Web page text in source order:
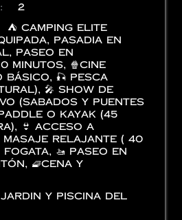
2
⛺️ Camping Elite
, Pasadia en
, Paseo en
minutos, 🍿Cine
Básico, 🎣 Pesca
, 🎤 Show de
(Sabados y puentes
Paddle o Kayak (45
, 👙 Acceso a
Masaje Relajante ( 40
fogata, 🚤 paseo en
, 🧇Cena y
y Piscina del